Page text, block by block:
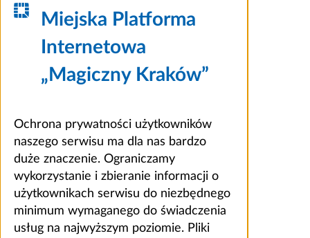
Miejska Platforma
Internetowa
„Magiczny Kraków”
Ochrona prywatności użytkowników
naszego serwisu ma dla nas bardzo
duże znaczenie. Ograniczamy
wykorzystanie i zbieranie informacji o
użytkownikach serwisu do niezbędnego
minimum wymaganego do świadczenia
usług na najwyższym poziomie. Pliki